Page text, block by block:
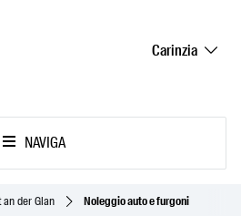
Carinzia
NAVIGA
an der Glan Noleggio auto e furgoni